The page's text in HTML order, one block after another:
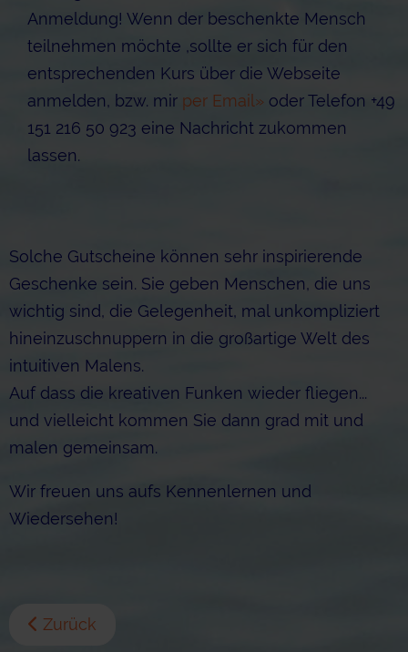
Anmeldung! Wenn der beschenkte Mensch
teilnehmen möchte ,sollte er sich für den
entsprechenden Kurs über die Webseite
anmelden, bzw. mir per Email» oder Telefon +49
151 216 50 923 eine Nachricht zukommen
lassen.
Solche Gutscheine können sehr inspirierende
Geschenke sein. Sie geben Menschen, die uns
wichtig sind, die Gelegenheit, mal unkompliziert
hineinzuschnuppern in die großartige Welt des
intuitiven Malens.
Auf dass die kreativen Funken wieder fliegen...
und vielleicht kommen Sie dann grad mit und
malen gemeinsam.
Wir freuen uns aufs Kennenlernen und
Wiedersehen!
Zurück